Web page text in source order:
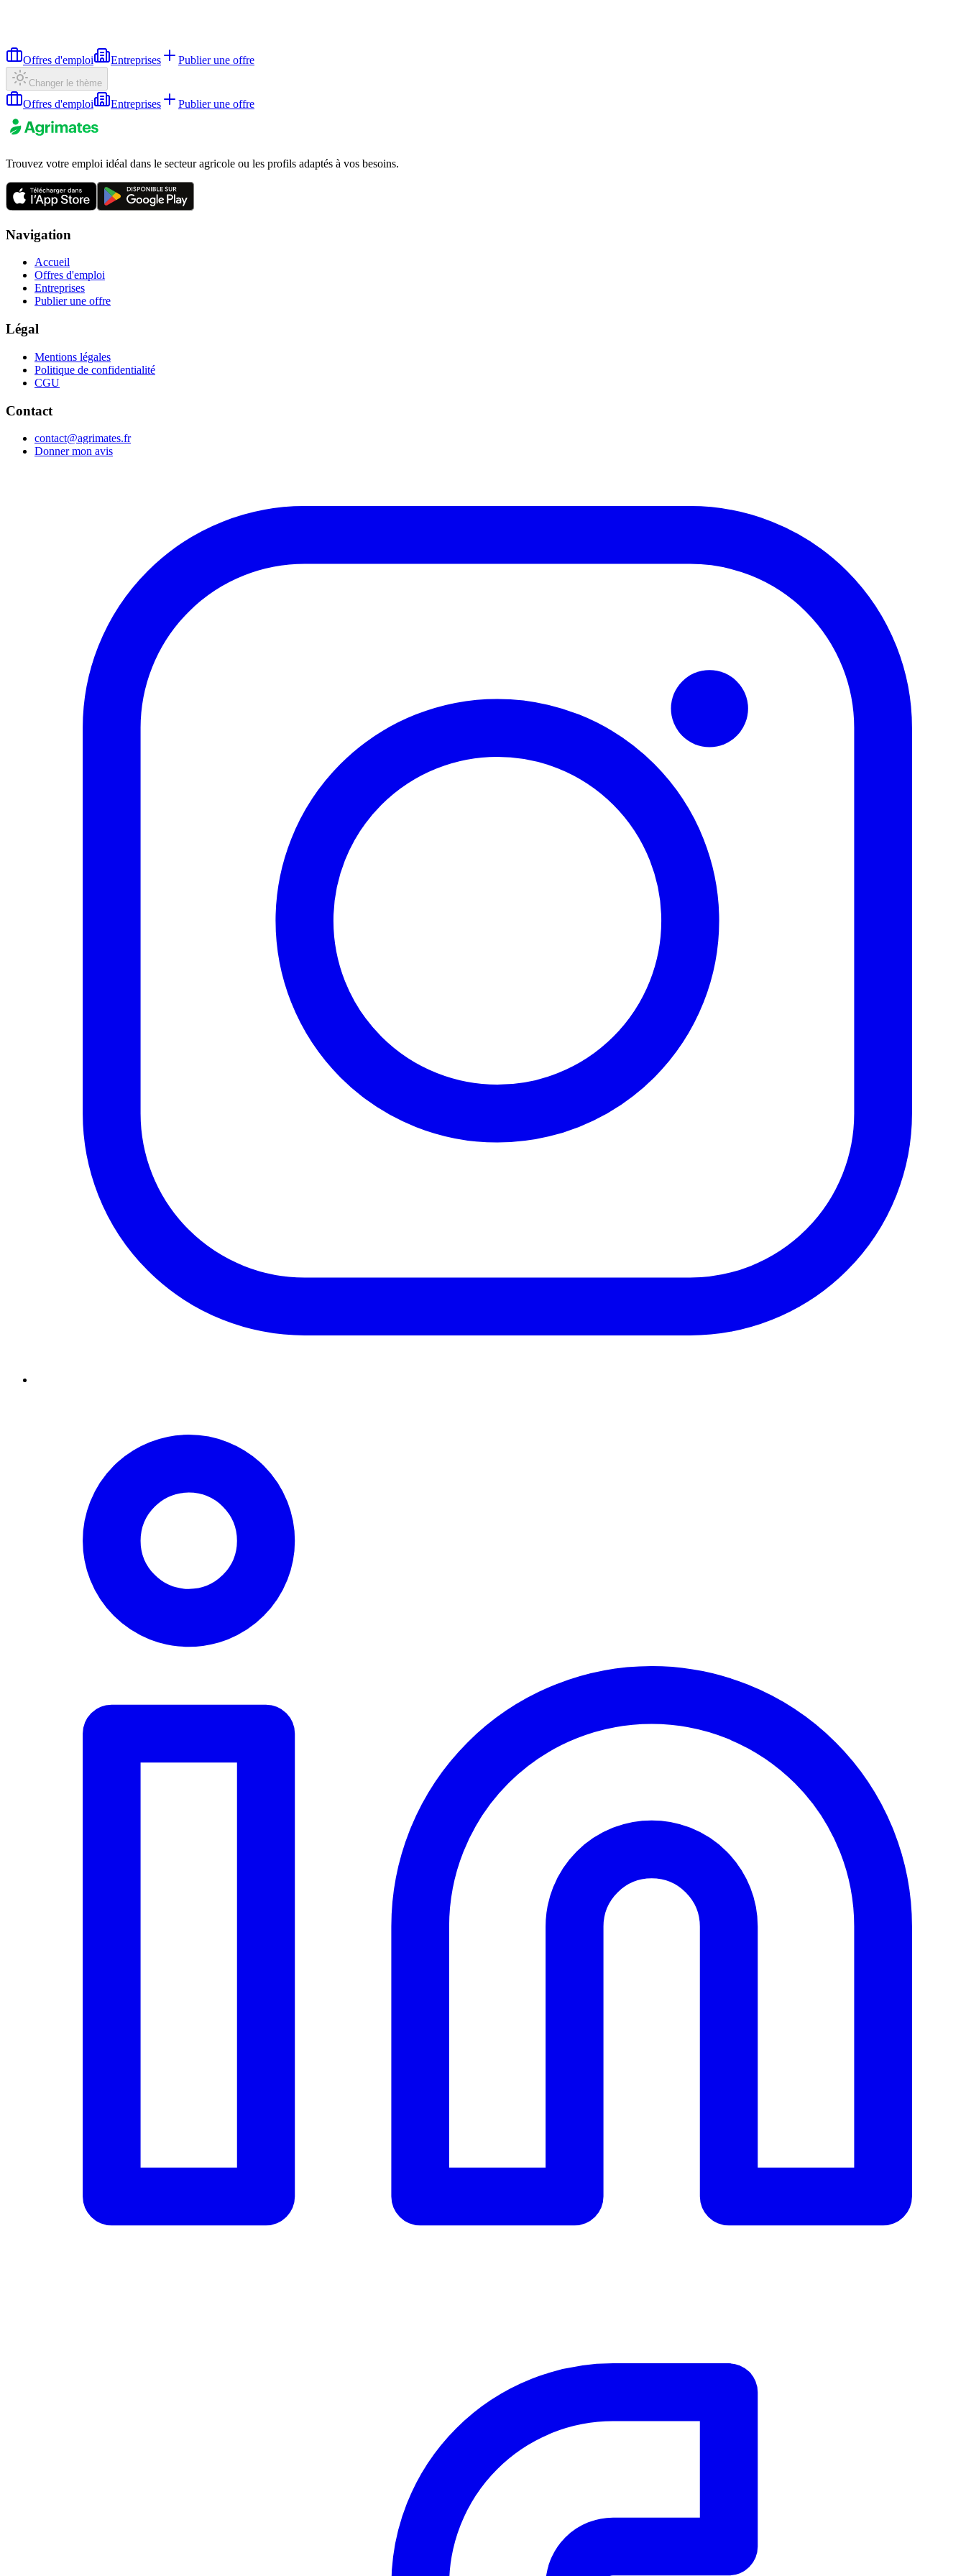
Offres d'emploi Entreprises Publier une offre
Changer le thème
Offres d'emploi Entreprises Publier une offre
Trouvez votre emploi idéal dans le secteur agricole ou les profils adaptés à vos besoins.
Navigation
Accueil
Offres d'emploi
Entreprises
Publier une offre
Légal
Mentions légales
Politique de confidentialité
CGU
Contact
contact@agrimates.fr
Donner mon avis